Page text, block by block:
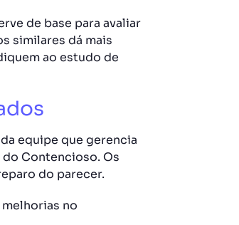
de base para avaliar
similares dá mais
ao estudo de
equipe que gerencia
Contencioso. Os
do parecer.
no